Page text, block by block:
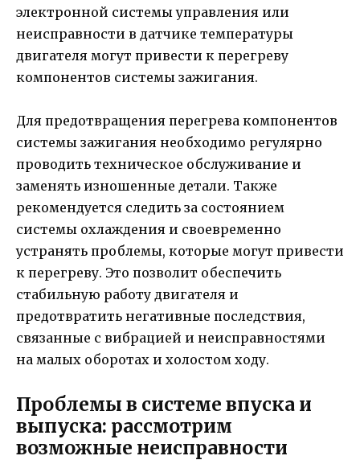
электронной системы управления или
неисправности в датчике температуры
двигателя могут привести к перегреву
компонентов системы зажигания.
Для предотвращения перегрева компонентов
системы зажигания необходимо регулярно
проводить техническое обслуживание и
заменять изношенные детали. Также
рекомендуется следить за состоянием
системы охлаждения и своевременно
устранять проблемы, которые могут привести
к перегреву. Это позволит обеспечить
стабильную работу двигателя и
предотвратить негативные последствия,
связанные с вибрацией и неисправностями
на малых оборотах и холостом ходу.
Проблемы в системе впуска и
выпуска: рассмотрим
возможные неисправности